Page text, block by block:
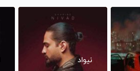
نیواد